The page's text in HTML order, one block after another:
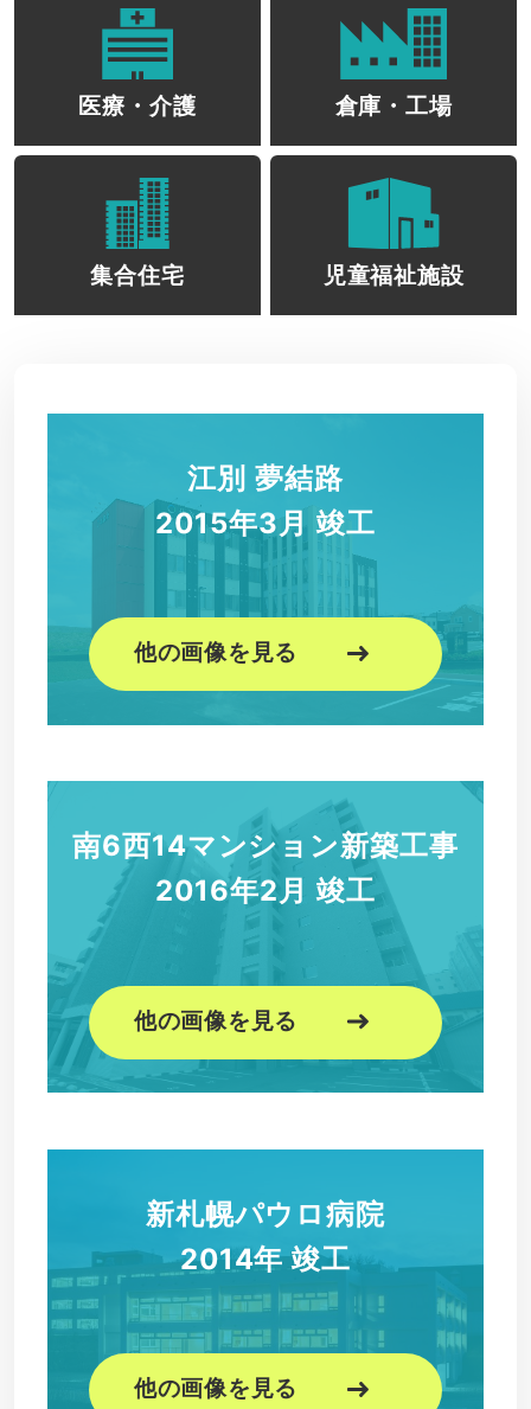
医療・介護 倉庫・工場
集合住宅 児童福祉施設
江別 夢結路
2015年3月 竣工
他の画像を見る
南6西14マンション新築工事
2016年2月 竣工
他の画像を見る
新札幌パウロ病院
2014年 竣工
他の画像を見る